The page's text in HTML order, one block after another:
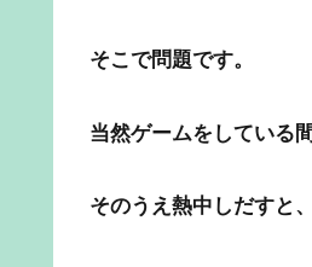
そこで問題です。
当然ゲームをしている
そのうえ熱中しだすと